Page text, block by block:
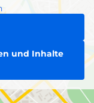
und Inhalte